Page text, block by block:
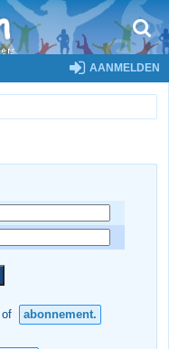
AANMELDEN
of abonnement.